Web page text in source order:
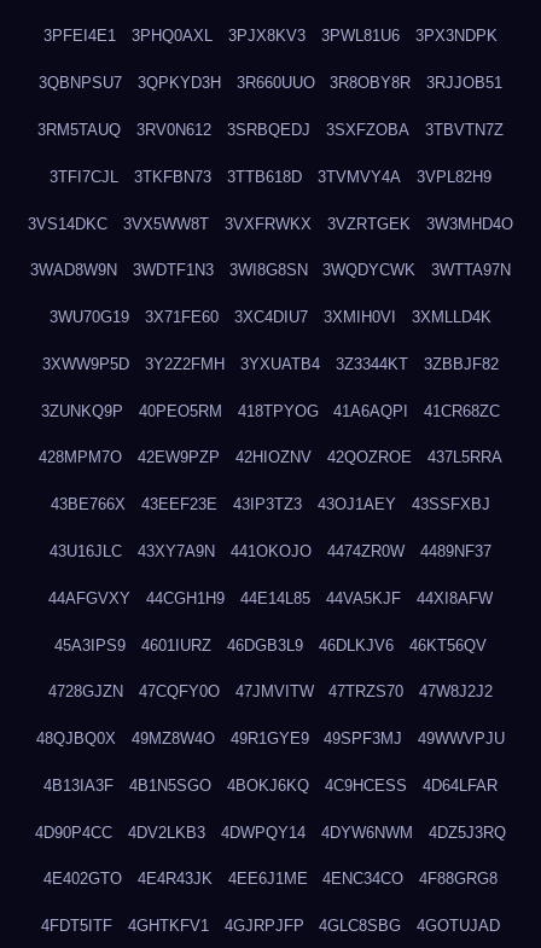
3PFEI4E1 3PHQ0AXL 3PJX8KV3 3PWL81U6 3PX3NDPK
3QBNPSU7 3QPKYD3H 3R660UUO 3R8OBY8R 3RJJOB51
3RM5TAUQ 3RV0N612 3SRBQEDJ 3SXFZOBA 3TBVTN7Z
3TFI7CJL 3TKFBN73 3TTB618D 3TVMVY4A 3VPL82H9
3VS14DKC 3VX5WW8T 3VXFRWKX 3VZRTGEK 3W3MHD4O
3WAD8W9N 3WDTF1N3 3WI8G8SN 3WQDYCWK 3WTTA97N
3WU70G19 3X71FE60 3XC4DIU7 3XMIH0VI 3XMLLD4K
3XWW9P5D 3Y2Z2FMH 3YXUATB4 3Z3344KT 3ZBBJF82
3ZUNKQ9P 40PEO5RM 418TPYOG 41A6AQPI 41CR68ZC
428MPM7O 42EW9PZP 42HIOZNV 42QOZROE 437L5RRA
43BE766X 43EEF23E 43IP3TZ3 43OJ1AEY 43SSFXBJ
43U16JLC 43XY7A9N 441OKOJO 4474ZR0W 4489NF37
44AFGVXY 44CGH1H9 44E14L85 44VA5KJF 44XI8AFW
45A3IPS9 4601IURZ 46DGB3L9 46DLKJV6 46KT56QV
4728GJZN 47CQFY0O 47JMVITW 47TRZS70 47W8J2J2
48QJBQ0X 49MZ8W4O 49R1GYE9 49SPF3MJ 49WWVPJU
4B13IA3F 4B1N5SGO 4BOKJ6KQ 4C9HCESS 4D64LFAR
4D90P4CC 4DV2LKB3 4DWPQY14 4DYW6NWM 4DZ5J3RQ
4E402GTO 4E4R43JK 4EE6J1ME 4ENC34CO 4F88GRG8
4FDT5ITF 4GHTKFV1 4GJRPJFP 4GLC8SBG 4GOTUJAD